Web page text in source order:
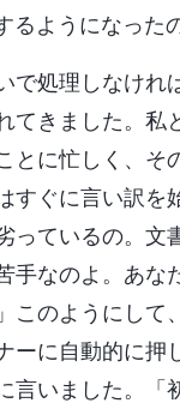
るようになった
で処理しなけれ
てきました。私
とに忙しく、そ
すぐに言い訳を
っているの。文
手なのよ。あな
このようにして
ーに自動的に押
言いました。「